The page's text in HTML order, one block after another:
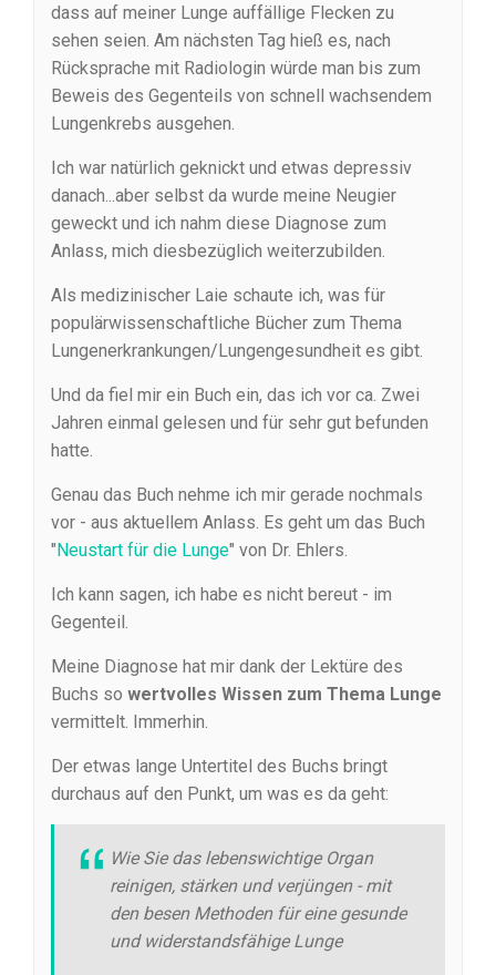
dass auf meiner Lunge auffällige Flecken zu
sehen seien. Am nächsten Tag hieß es, nach
Rücksprache mit Radiologin würde man bis zum
Beweis des Gegenteils von schnell wachsendem
Lungenkrebs ausgehen.
Ich war natürlich geknickt und etwas depressiv
danach...aber selbst da wurde meine Neugier
geweckt und ich nahm diese Diagnose zum
Anlass, mich diesbezüglich weiterzubilden.
Als medizinischer Laie schaute ich, was für
populärwissenschaftliche Bücher zum Thema
Lungenerkrankungen/Lungengesundheit es gibt.
Und da fiel mir ein Buch ein, das ich vor ca. Zwei
Jahren einmal gelesen und für sehr gut befunden
hatte.
Genau das Buch nehme ich mir gerade nochmals
vor - aus aktuellem Anlass. Es geht um das Buch
"Neustart für die Lunge" von Dr. Ehlers.
Ich kann sagen, ich habe es nicht bereut - im
Gegenteil.
Meine Diagnose hat mir dank der Lektüre des
Buchs so wertvolles Wissen zum Thema Lunge
vermittelt. Immerhin.
Der etwas lange Untertitel des Buchs bringt
durchaus auf den Punkt, um was es da geht:
Wie Sie das lebenswichtige Organ
reinigen, stärken und verjüngen - mit
den besen Methoden für eine gesunde
und widerstandsfähige Lunge